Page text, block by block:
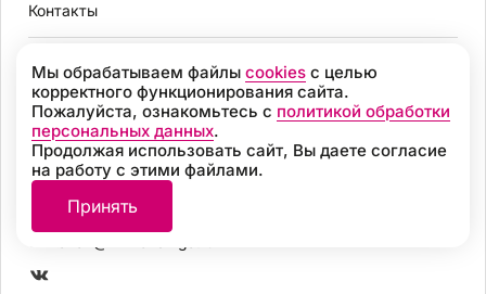
Контакты
Условия оплаты
Москва
8 495 131 56 78
8 800 301 56 78
Мы обрабатываем файлы cookies с целью
корректного функционирования сайта.
Пожалуйста, ознакомьтесь с политикой обработки
персональных данных.
Продолжая использовать сайт, Вы даете согласие
на работу с этими файлами.
Принять
Политика обработки персональных данных
Согласие на получение рекламных рассылок
Пользовательское соглашение
Политика обработки файлов cookie
Разработка
© 2026, «МИР ВЕНДИНГА» Все права защищены